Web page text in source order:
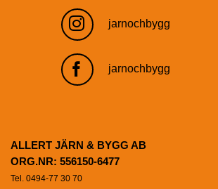
jarnochbygg
jarnochbygg
ALLERT JÄRN & BYGG AB
ORG.NR: 556150-6477
Tel. 0494-77 30 70